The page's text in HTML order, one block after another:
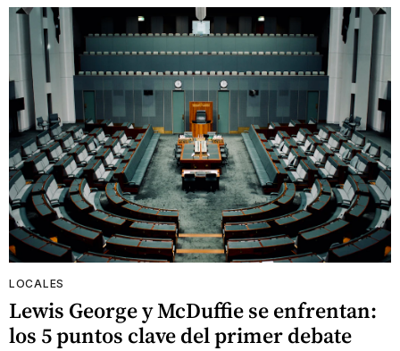
LOCALES
Lewis George y McDuffie se enfrentan:
los 5 puntos clave del primer debate